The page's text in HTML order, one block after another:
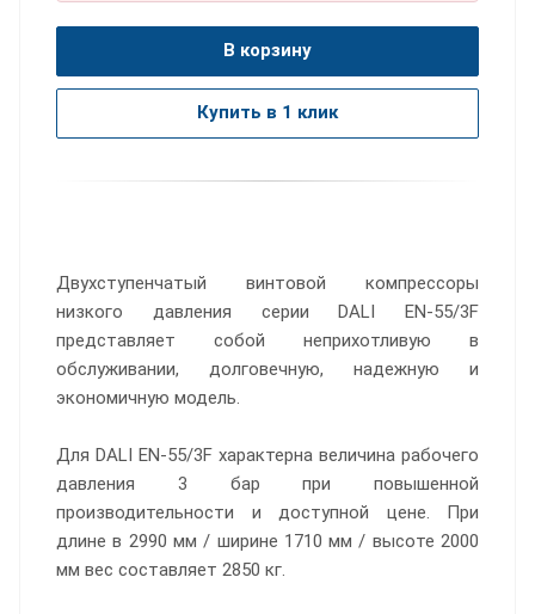
В корзину
Купить в 1 клик
Двухступенчатый винтовой компрессоры
низкого давления серии DALI EN-55/3F
представляет собой неприхотливую в
обслуживании, долговечную, надежную и
экономичную модель.
Для DALI EN-55/3F характерна величина рабочего
давления 3 бар при повышенной
производительности и доступной цене. При
длине в 2990 мм / ширине 1710 мм / высоте 2000
мм вес составляет 2850 кг.